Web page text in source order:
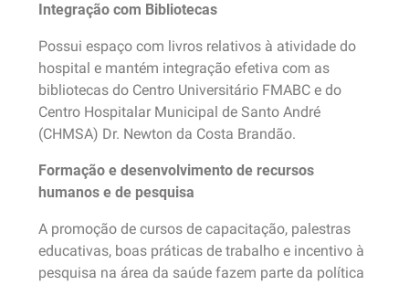
Integração com Bibliotecas
Possui espaço com livros relativos à atividade do
hospital e mantém integração efetiva com as
bibliotecas do Centro Universitário FMABC e do
Centro Hospitalar Municipal de Santo André
(CHMSA) Dr. Newton da Costa Brandão.
Formação e desenvolvimento de recursos
humanos e de pesquisa
A promoção de cursos de capacitação, palestras
educativas, boas práticas de trabalho e incentivo à
pesquisa na área da saúde fazem parte da política